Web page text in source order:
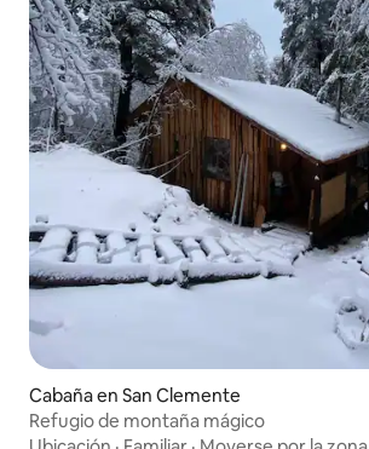
Cabaña en San Clemente
Refugio de montaña mágico